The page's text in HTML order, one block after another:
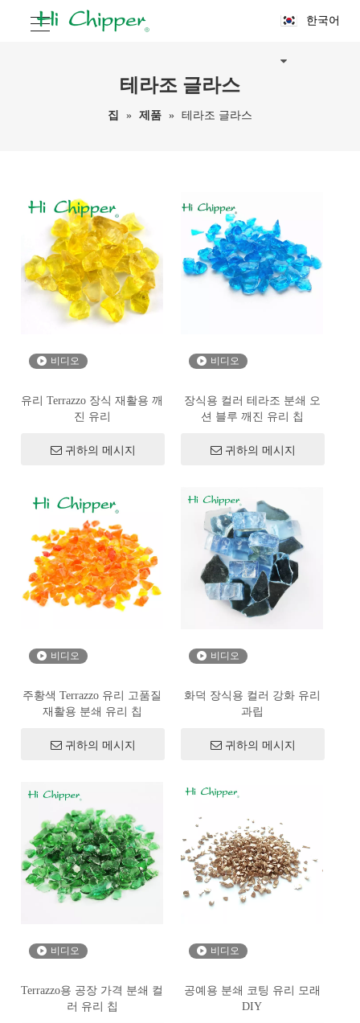
한국어
테라조 글라스
집 » 제품 » 테라조 글라스
비디오
유리 Terrazzo 장식 재활용 깨
진 유리
귀하의 메시지
비디오
장식용 컬러 테라조 분쇄 오
션 블루 깨진 유리 칩
귀하의 메시지
비디오
주황색 Terrazzo 유리 고품질
재활용 분쇄 유리 칩
귀하의 메시지
비디오
화덕 장식용 컬러 강화 유리
과립
귀하의 메시지
비디오
Terrazzo용 공장 가격 분쇄 컬
러 유리 칩
비디오
공예용 분쇄 코팅 유리 모래
DIY